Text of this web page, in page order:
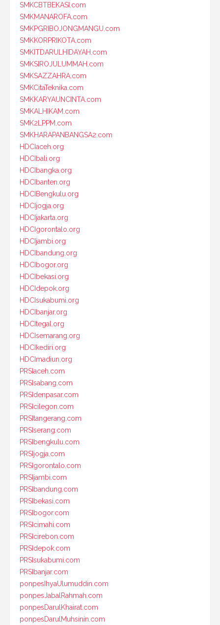
SMKCBTBEKASI.com
SMKMANAROFA.com
SMKPGRIBOJONGMANGU.com
SMKKORPRIKOTA.com
SMKITDARULHIDAYAH.com
SMKSIROJULUMMAH.com
SMKSAZZAHRA.com
SMKCitaTeknika.com
SMKKARYAUNCINTA.com
SMKALHIKAM.com
SMK2LPPM.com
SMKHARAPANBANGSA2.com
HDCIaceh.org
HDCIbali.org
HDCIbangka.org
HDCIbanten.org
HDCIBengkulu.org
HDCIjogja.org
HDCIjakarta.org
HDCIgorontalo.org
HDCIjambi.org
HDCIbandung.org
HDCIbogor.org
HDCIbekasi.org
HDCIdepok.org
HDCIsukabumi.org
HDCIbanjar.org
HDCItegal.org
HDCIsemarang.org
HDCIkediri.org
HDCImadiun.org
PRSIaceh.com
PRSIsabang.com
PRSIdenpasar.com
PRSIcilegon.com
PRSItangerang.com
PRSIserang.com
PRSIbengkulu.com
PRSIjogja.com
PRSIgorontalo.com
PRSIjambi.com
PRSIbandung.com
PRSIbekasi.com
PRSIbogor.com
PRSIcimahi.com
PRSIcirebon.com
PRSIdepok.com
PRSIsukabumi.com
PRSIbanjar.com
ponpesIhyaUlumuddin.com
ponpesJabalRahmah.com
ponpesDarulKhairat.com
ponpesDarulMuhsinin.com